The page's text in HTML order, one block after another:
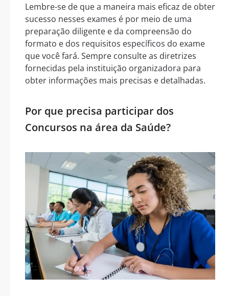
Lembre-se de que a maneira mais eficaz de obter
sucesso nesses exames é por meio de uma
preparação diligente e da compreensão do
formato e dos requisitos específicos do exame
que você fará. Sempre consulte as diretrizes
fornecidas pela instituição organizadora para
obter informações mais precisas e detalhadas.
Por que precisa participar dos
Concursos na área da Saúde?